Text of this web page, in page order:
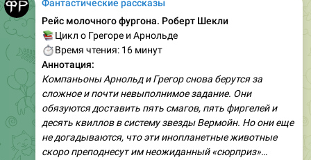
Фантастические рассказы
Рейс молочного фургона. Роберт Шекли
Цикл о Грегоре и Арнольде
Время чтения: 16 минут
Аннотация:
Компаньоны Арнольд и Грегор снова берутся за
сложное и почти невыполнимое задание. Они
обязуются доставить пять смагов, пять фиргелей и
десять квиллов в систему звезды Вермойн. Но они еще
не догадываются, что эти инопланетные животные
скоро преподнесут им неожиданный «сюрприз»…